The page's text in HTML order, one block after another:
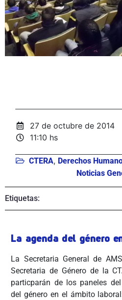
27 de octubre de 2014
11:10 hs
CTERA, Derechos
Noticias
Etiquetas:
La agenda del género
La Secretaria General de
Secretaria de Género de la
particparán de los paneles
del género en el ámbito